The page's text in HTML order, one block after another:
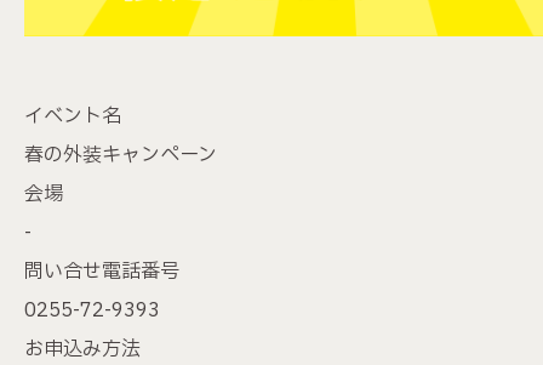
イベント名
春の外装キャンペーン
会場
-
問い合せ電話番号
0255-72-9393
お申込み方法